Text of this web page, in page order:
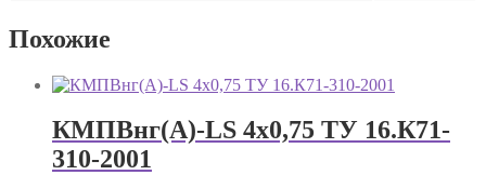
Похожие
КМПВнг(А)-LS 4х0,75 ТУ 16.К71-
310-2001